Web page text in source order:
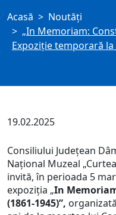
Acasă
Noutăți
„In Memoriam:
Expoziție temporară
19.02.2025
Consiliului Județean
Național Muzeal
invită, în perioada 5
expoziția „In
(1861-1945)”,